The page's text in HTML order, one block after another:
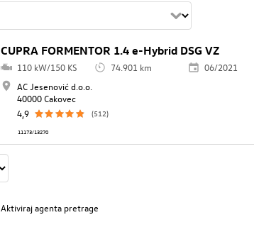
CUPRA FORMENTOR 1.4 e-Hybrid DSG VZ
110 kW/150 KS 74.901 km
06/2021
AC Jesenović d.o.o.
40000 Cakovec
4,9
(512)
11173/13270
Aktiviraj agenta pretrage